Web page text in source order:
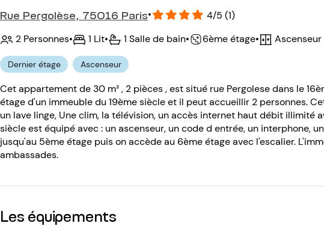
Rue Pergolèse, 75016 Paris•
4/5 (1)
2 Personnes• 1 Lit• 1 Salle de bain• 6ème étage• Ascenseur
Dernier étage Ascenseur
Cet appartement de 30 m² , 2 pièces , est situé rue Pergolese dans le
étage d'un immeuble du 19ème siècle et il peut accueillir 2 personnes.
un lave linge, Une clim, la télévision, un accès internet haut débit illimité
siècle est équipé avec : un ascenseur, un code d entrée, un interphone,
jusqu'au 5ème étage puis on accède au 6ème étage avec l'escalier.
ambassades.
Les équipements